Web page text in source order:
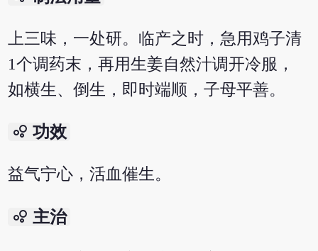
上三味，一处研。临产之时，急用鸡子清
1个调药末，再用生姜自然汁调开冷服，
如横生、倒生，即时端顺，子母平善。
bubble_chart 功效
益气宁心，活血催生。
bubble_chart 主治